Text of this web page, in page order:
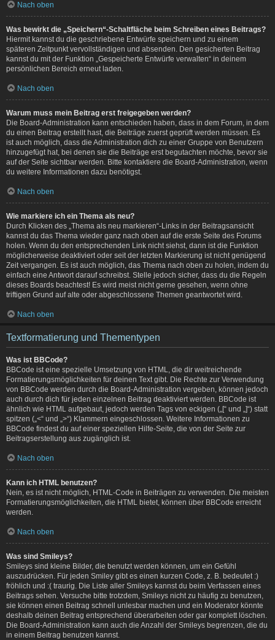
Nach oben
Was bewirkt die „Speichern“-Schaltfläche beim Schreiben eines Beitrags?
Hiermit kannst du die geschriebene Entwürfe speichern und zu einem
späteren Zeitpunkt vervollständigen und absenden. Den gesicherten Beitrag
kannst du mit der Funktion „Gespeicherte Entwürfe verwalten“ in deinem
persönlichen Bereich erneut laden.
Nach oben
Warum muss mein Beitrag erst freigegeben werden?
Die Board-Administration kann entschieden haben, dass in dem Forum, in dem
du einen Beitrag erstellt hast, die Beiträge zuerst geprüft werden müssen. Es
ist auch möglich, dass die Administration dich zu einer Gruppe von Benutzern
hinzugefügt hat, bei denen sie die Beiträge erst begutachten möchte, bevor sie
auf der Seite sichtbar werden. Bitte kontaktiere die Board-Administration, wenn
du weitere Informationen dazu benötigst.
Nach oben
Wie markiere ich ein Thema als neu?
Durch Klicken des „Thema als neu markieren“-Links in der Beitragsansicht
kannst du das Thema wieder ganz nach oben auf die erste Seite des Forums
holen. Wenn du den entsprechenden Link nicht siehst, dann ist die Funktion
möglicherweise deaktiviert oder seit der letzten Markierung ist nicht genügend
Zeit vergangen. Es ist auch möglich, das Thema nach oben zu holen, indem du
einfach eine Antwort darauf schreibst. Stelle jedoch sicher, dass du die Regeln
dieses Boards beachtest! Es wird meist nicht gerne gesehen, wenn ohne
triftigen Grund auf alte oder abgeschlossene Themen geantwortet wird.
Nach oben
Textformatierung und Thementypen
Was ist BBCode?
BBCode ist eine spezielle Umsetzung von HTML, die dir weitreichende
Formatierungsmöglichkeiten für deinen Text gibt. Die Rechte zur Verwendung
von BBCode werden durch die Board-Administration vergeben, können jedoch
auch durch dich für jeden einzelnen Beitrag deaktiviert werden. BBCode ist
ähnlich wie HTML aufgebaut, jedoch werden Tags von eckigen („[“ und „]“) statt
spitzen („<“ und „>“) Klammern eingeschlossen. Weitere Informationen zu
BBCode findest du auf einer speziellen Hilfe-Seite, die von der Seite zur
Beitragserstellung aus zugänglich ist.
Nach oben
Kann ich HTML benutzen?
Nein, es ist nicht möglich, HTML-Code in Beiträgen zu verwenden. Die meisten
Formatierungsmöglichkeiten, die HTML bietet, können über BBCode erreicht
werden.
Nach oben
Was sind Smileys?
Smileys sind kleine Bilder, die benutzt werden können, um ein Gefühl
auszudrücken. Für jeden Smiley gibt es einen kurzen Code, z. B. bedeutet :)
fröhlich und :( traurig. Die Liste aller Smileys kannst du beim Verfassen eines
Beitrags sehen. Versuche bitte trotzdem, Smileys nicht zu häufig zu benutzen,
sie können einen Beitrag schnell unlesbar machen und ein Moderator könnte
deshalb deinen Beitrag entsprechend überarbeiten oder gar komplett löschen.
Die Board-Administration kann auch die Anzahl der Smileys begrenzen, die du
in einem Beitrag benutzen kannst.